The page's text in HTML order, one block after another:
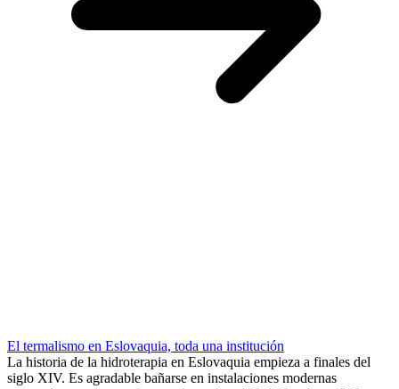
El termalismo en Eslovaquia, toda una institución
La historia de la hidroterapia en Eslovaquia empieza a finales del
siglo XIV. Es agradable bañarse en instalaciones modernas